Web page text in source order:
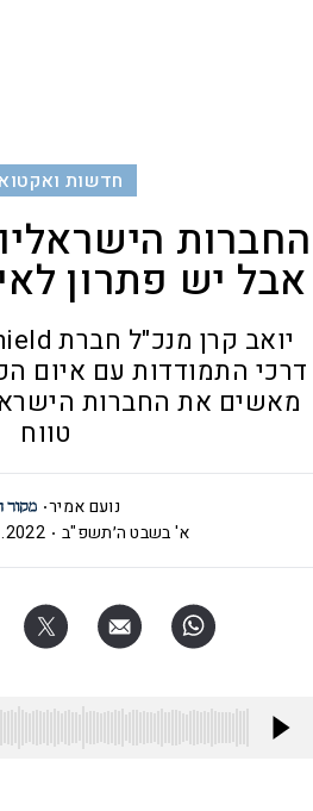
חדשות
החברות
אבל יש פתרון
דרכי התמודדות עם איום
מאשים את החברות
טווח
נועם אמיר
א' בשבט ה׳תשפ"ב
| 09:58